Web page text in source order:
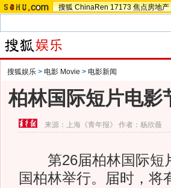
搜狐 ChinaRen 17173 焦点房地产
搜狐娱乐 > 电影 Movie > 电影新闻
柏林国际短片电影
来源： 上海《青年报》 作者：杨欣薇
第26届柏林国际短
国柏林举行。届时，将